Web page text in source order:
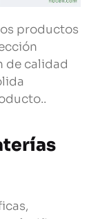
productos
de calidad